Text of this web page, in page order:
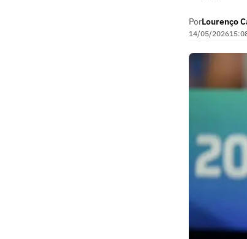
PorLourenço
14/05/2026